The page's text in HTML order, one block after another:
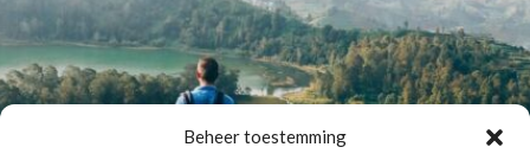
Beheer toestemming